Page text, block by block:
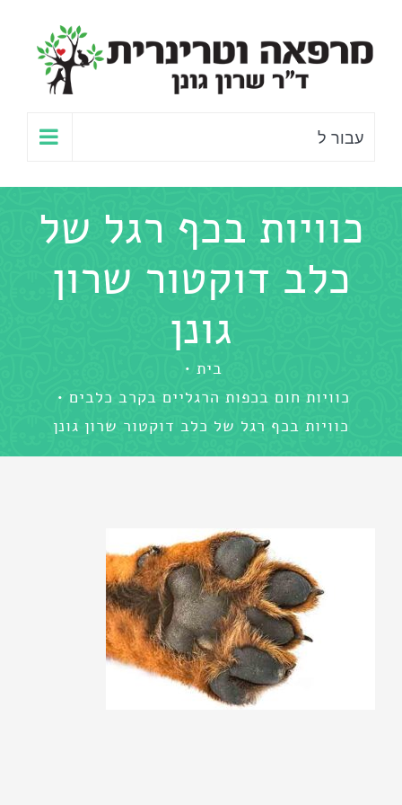
לתוכן
עבור ל
כוויות בכף רגל של
כלב דוקטור שרון
גונן
בית
כוויות חום בכפות הרגליים בקרב כלבים
כוויות בכף רגל של כלב דוקטור שרון גונן